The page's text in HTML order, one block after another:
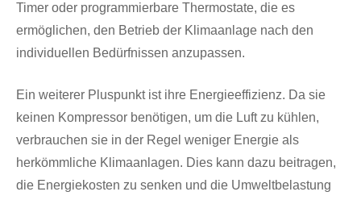
Timer oder programmierbare Thermostate, die es
ermöglichen, den Betrieb der Klimaanlage nach den
individuellen Bedürfnissen anzupassen.
Ein weiterer Pluspunkt ist ihre Energieeffizienz. Da sie
keinen Kompressor benötigen, um die Luft zu kühlen,
verbrauchen sie in der Regel weniger Energie als
herkömmliche Klimaanlagen. Dies kann dazu beitragen,
die Energiekosten zu senken und die Umweltbelastung